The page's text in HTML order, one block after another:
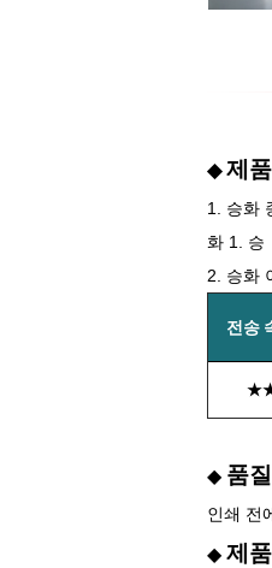
◆제
1. 승화
화 1. 승
2. 승화
전송
◆ 품
인쇄 전
◆ 제